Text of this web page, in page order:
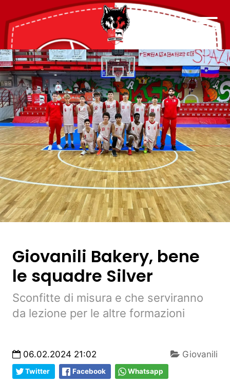
Giovanili Bakery, bene
le squadre Silver
Sconfitte di misura e che serviranno
da lezione per le altre formazioni
06.02.2024 21:02 Giovanili
Twitter Facebook Whatsapp